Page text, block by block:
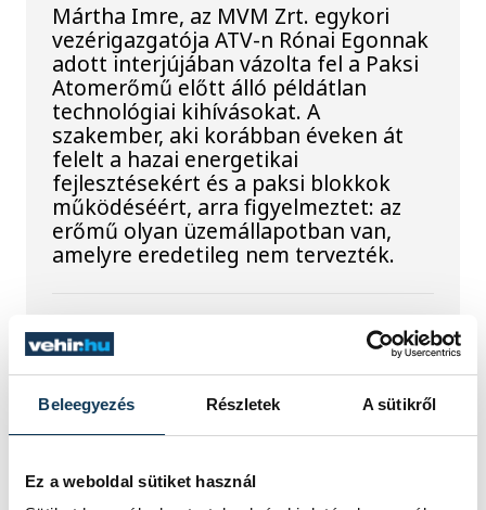
Beleegyezés Részletek A sütikről
Ez a weboldal sütiket használ
Mártha Imre, az MVM Zrt. egykori
vezérigazgatója ATV-n Rónai Egonnak
adott interjújában vázolta fel a Paksi
Atomerőmű előtt álló példátlan
technológiai kihívásokat. A
szakember, aki korábban éveken át
felelt a hazai energetikai
fejlesztésekért és a paksi blokkok
működéséért, arra figyelmeztet: az
erőmű olyan üzemállapotban van,
amelyre eredetileg nem tervezték.
A Tisza-frakció
kezdeményezte, hogy
jövő kedden legyen az
államfőválasztás
A Tisza-frakció kezdeményezte, hogy